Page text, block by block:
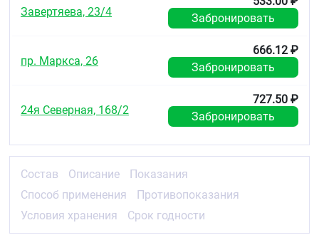
Завертяева, 23/4
Забронировать
пр. Маркса, 26
666.12 ₽
Забронировать
24я Северная, 168/2
727.50 ₽
Забронировать
Состав Описание
Показания
Способ применения
Противопоказания
Условия хранения
Срок годности